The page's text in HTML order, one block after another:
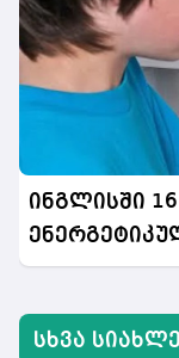
ინგლისში
აიკრძალება
სხვა